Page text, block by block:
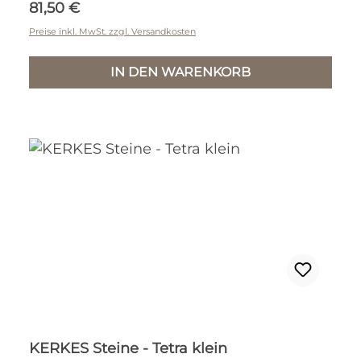
Regulärer Preis:
81,50 €
Preise inkl. MwSt. zzgl. Versandkosten
IN DEN WARENKORB
KERKES Steine - Tetra klein